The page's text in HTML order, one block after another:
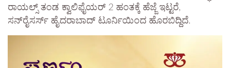
ರಾಯಲ್ಸ್ ತಂಡ ಕ್ವಾಲಿಫೈಯರ್ 2 ಹಂತಕ್ಕೆ ಹೆಜ್ಜೆ ಇಟ್ಟರೆ,
ಸನ್‌ರೈಸರ್ಸ್ ಹೈದರಾಬಾದ್ ಟೂರ್ನಿಯಿಂದ ಹೊರಬಿದ್ದಿದೆ.